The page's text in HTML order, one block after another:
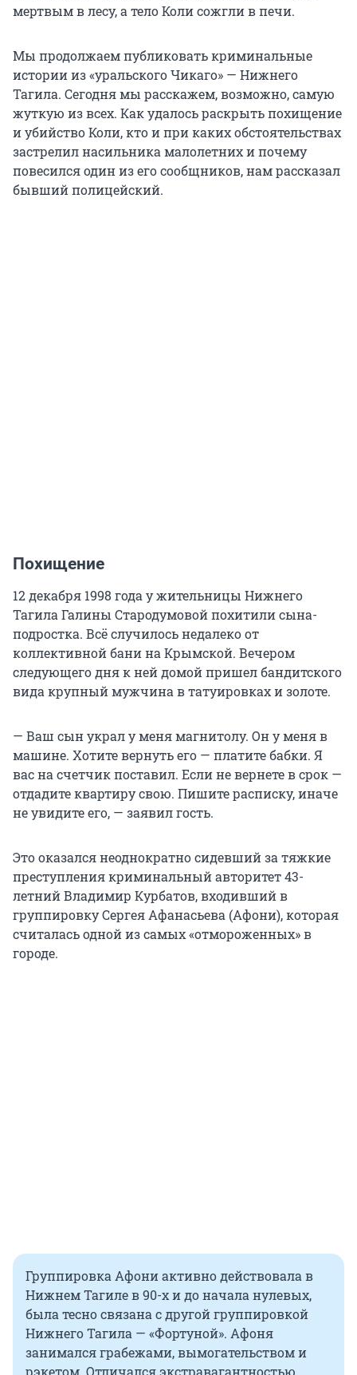
мертвым в лесу, а тело Коли сожгли в печи.
Мы продолжаем публиковать криминальные
истории из «уральского Чикаго» — Нижнего
Тагила. Сегодня мы расскажем, возможно, самую
жуткую из всех. Как удалось раскрыть похищение
и убийство Коли, кто и при каких обстоятельствах
застрелил насильника малолетних и почему
повесился один из его сообщников, нам рассказал
бывший полицейский.
Похищение
12 декабря 1998 года у жительницы Нижнего
Тагила Галины Стародумовой похитили сына-
подростка. Всё случилось недалеко от
коллективной бани на Крымской. Вечером
следующего дня к ней домой пришел бандитского
вида крупный мужчина в татуировках и золоте.
— Ваш сын украл у меня магнитолу. Он у меня в
машине. Хотите вернуть его — платите бабки. Я
вас на счетчик поставил. Если не вернете в срок —
отдадите квартиру свою. Пишите расписку, иначе
не увидите его, — заявил гость.
Это оказался неоднократно сидевший за тяжкие
преступления криминальный авторитет 43-
летний Владимир Курбатов, входивший в
группировку Сергея Афанасьева (Афони), которая
считалась одной из самых «отмороженных» в
городе.
Группировка Афони активно действовала в
Нижнем Тагиле в 90-х и до начала нулевых,
была тесно связана с другой группировкой
Нижнего Тагила — «Фортуной». Афоня
занимался грабежами, вымогательством и
рэкетом. Отличался экстравагантностью.